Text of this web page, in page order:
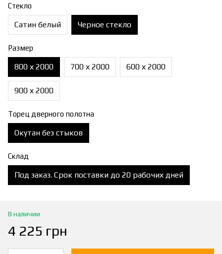
Стекло
Сатин белый Черное стекло
Размер
800 х 2000 700 х 2000 600 х 2000
900 х 2000
Торец дверного полотна
Окутан без стыков
Склад
Под заказ. Срок поставки до 20 рабочих дней
В наличии
4 225 грн